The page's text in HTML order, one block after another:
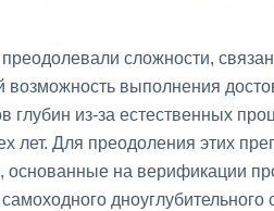
сложности,
выполнения
из-за естественных
лет. Для преодоления этих
основанные на верификации
дноуглубительного